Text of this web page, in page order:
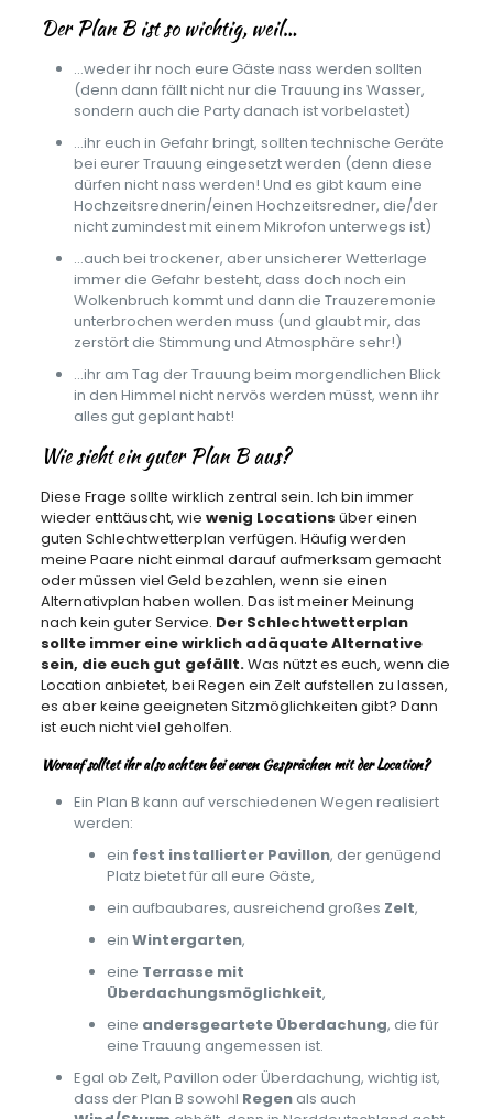
Der Plan B ist so wichtig, weil…
…weder ihr noch eure Gäste nass werden sollten
(denn dann fällt nicht nur die Trauung ins Wasser,
sondern auch die Party danach ist vorbelastet)
…ihr euch in Gefahr bringt, sollten technische Geräte
bei eurer Trauung eingesetzt werden (denn diese
dürfen nicht nass werden! Und es gibt kaum eine
Hochzeitsrednerin/einen Hochzeitsredner, die/der
nicht zumindest mit einem Mikrofon unterwegs ist)
…auch bei trockener, aber unsicherer Wetterlage
immer die Gefahr besteht, dass doch noch ein
Wolkenbruch kommt und dann die Trauzeremonie
unterbrochen werden muss (und glaubt mir, das
zerstört die Stimmung und Atmosphäre sehr!)
…ihr am Tag der Trauung beim morgendlichen Blick
in den Himmel nicht nervös werden müsst, wenn ihr
alles gut geplant habt!
Wie sieht ein guter Plan B aus?
Diese Frage sollte wirklich zentral sein. Ich bin immer
wieder enttäuscht, wie wenig Locations über einen
guten Schlechtwetterplan verfügen. Häufig werden
meine Paare nicht einmal darauf aufmerksam gemacht
oder müssen viel Geld bezahlen, wenn sie einen
Alternativplan haben wollen. Das ist meiner Meinung
nach kein guter Service. Der Schlechtwetterplan
sollte immer eine wirklich adäquate Alternative
sein, die euch gut gefällt.Was nützt es euch, wenn die
Location anbietet, bei Regen ein Zelt aufstellen zu lassen,
es aber keine geeigneten Sitzmöglichkeiten gibt? Dann
ist euch nicht viel geholfen.
Worauf solltet ihr also achten bei euren Gesprächen mit der Location?
Ein Plan B kann auf verschiedenen Wegen realisiert
werden:
ein fest installierter Pavillon, der genügend
Platz bietet für all eure Gäste,
ein aufbaubares, ausreichend großes Zelt,
ein Wintergarten,
eine Terrasse mit
Überdachungsmöglichkeit,
eine andersgeartete Überdachung, die für
eine Trauung angemessen ist.
Egal ob Zelt, Pavillon oder Überdachung, wichtig ist,
dass der Plan B sowohl Regenals auch